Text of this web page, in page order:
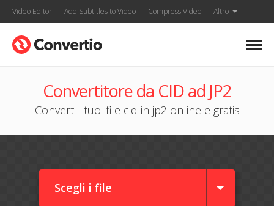
Video Editor Add Subtitles to Video Compress Video Altro
Convertitore da CID ad JP2
Converti i tuoi file cid in jp2 online e gratis
Scegli i file